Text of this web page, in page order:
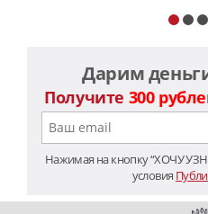
Дарим
Получите 300
Нажимая на кнопку “ХОЧУ
условия